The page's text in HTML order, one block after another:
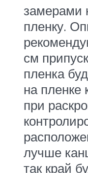
замерами
пленку.
см
пленка
на пленке
при
лучше
так край